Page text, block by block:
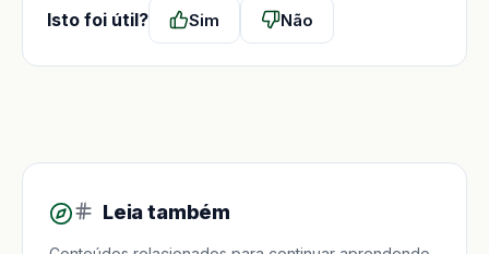
Isto foi útil? Sim Não
Leia também